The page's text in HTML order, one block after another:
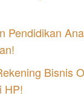
Pendidikan
Bisnis
HP!